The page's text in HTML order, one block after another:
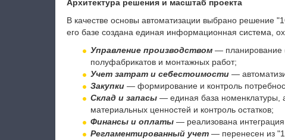
Архитектура решения и масштаб проекта
В качестве основы автоматизации выбрано решение
его базе создана единая информационная система,
Управление производством— планирование
полуфабрикатов и монтажных работ;
Учет затрат и себестоимости—
Закупки — формирование и контроль
Склад и запасы— единая база номенклатуры,
материальных ценностей и контроль остатков;
Финансы и оплаты— реализована
Регламентированный учет— перенесен из